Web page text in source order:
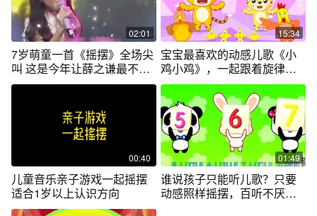
02:01
7岁萌童一首《摇摆》全场尖
叫 这是今年让薛之谦最不舍
的节目
15:34
宝宝最喜欢的动感儿歌《小
鸡小鸡》，一起跟着旋律摇
摆吧！
00:40
儿童音乐亲子游戏一起摇摆
适合1岁以上认识方向
01:49
谁说孩子只能听儿歌？只要
动感照样摇摆，百听不厌的